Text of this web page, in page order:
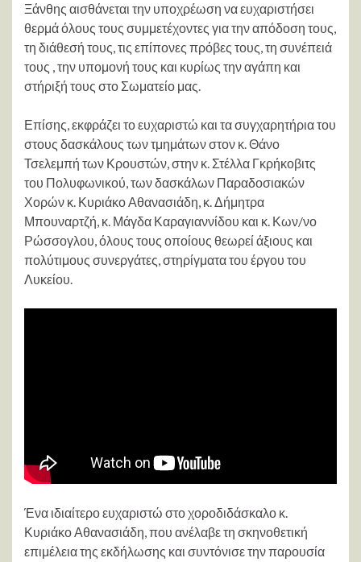
Ξάνθης αισθάνεται την υποχρέωση να ευχαριστήσει
θερμά όλους τους συμμετέχοντες για την απόδοση τους,
τη διάθεσή τους, τις επίπονες πρόβες τους, τη συνέπειά
τους , την υπομονή τους και κυρίως την αγάπη και
στήριξή τους στο Σωματείο μας.
Επίσης, εκφράζει το ευχαριστώ και τα συγχαρητήρια του
στους δασκάλους των τμημάτων στον κ. Θάνο
Τσελεμπή των Κρουστών, στην κ. Στέλλα Γκρήκοβιτς
του Πολυφωνικού, των δασκάλων Παραδοσιακών
Χορών κ. Κυριάκο Αθανασιάδη, κ. Δήμητρα
Μπουναρτζή, κ. Μάγδα Καραγιαννίδου και κ. Κων/νο
Ρώσσογλου, όλους τους οποίους θεωρεί άξιους και
πολύτιμους συνεργάτες, στηρίγματα του έργου του
Λυκείου.
Ένα ιδιαίτερο ευχαριστώ στο χοροδιδάσκαλο κ.
Κυριάκο Αθανασιάδη, που ανέλαβε τη σκηνοθετική
επιμέλεια της εκδήλωσης και συντόνισε την παρουσία